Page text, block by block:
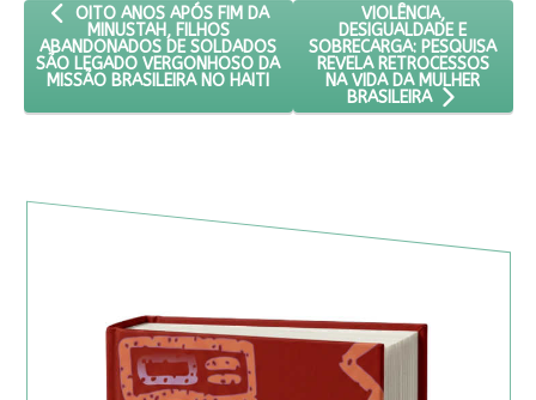
ARTIGO ANTERIOR: OITO ANOS APÓS FIM DA MINUSTAH,
OITO ANOS APÓS FIM DA
MINUSTAH, FILHOS
ABANDONADOS DE SOLDADOS
SÃO LEGADO VERGONHOSO DA
MISSÃO BRASILEIRA NO HAITI
PRÓXIMO ARTIGO:
VIOLÊNCIA,
DESIGUALDADE E
SOBRECARGA: PESQUISA
REVELA RETROCESSOS
NA VIDA DA MULHER
BRASILEIRA